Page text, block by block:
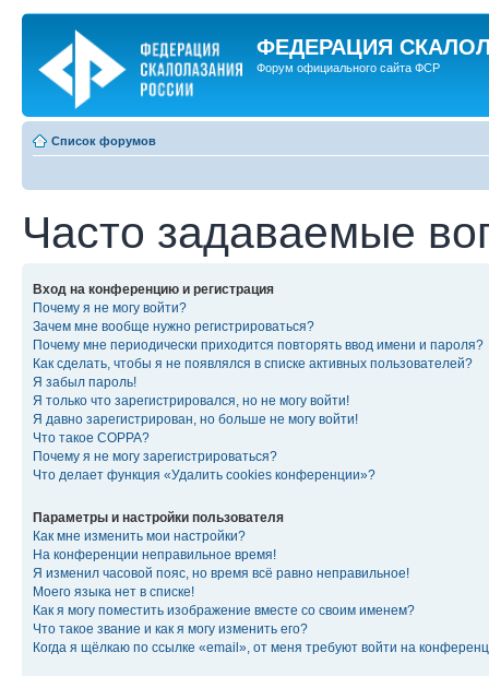
ФЕДЕРАЦИЯ
Форум официального сайта ФСР
Список форумов
Часто задаваемые
Вход на конференцию и регистрация
Почему я не могу войти?
Зачем мне вообще нужно регистрироваться?
Почему мне периодически приходится повторять ввод имени и пароля?
Как сделать, чтобы я не появлялся в списке активных пользователей?
Я забыл пароль!
Я только что зарегистрировался, но не могу войти!
Я давно зарегистрирован, но больше не могу войти!
Что такое COPPA?
Почему я не могу зарегистрироваться?
Что делает функция «Удалить cookies конференции»?
Параметры и настройки пользователя
Как мне изменить мои настройки?
На конференции неправильное время!
Я изменил часовой пояс, но время всё равно неправильное!
Моего языка нет в списке!
Как я могу поместить изображение вместе со своим именем?
Что такое звание и как я могу изменить его?
Когда я щёлкаю по ссылке «email», от меня требуют войти на